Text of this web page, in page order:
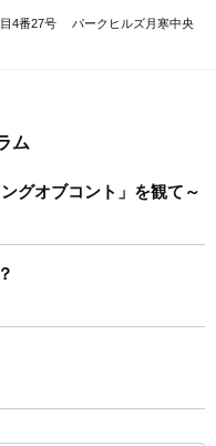
4番27号 パークヒルズ月寒中央
ム
グオブコント」を観て～